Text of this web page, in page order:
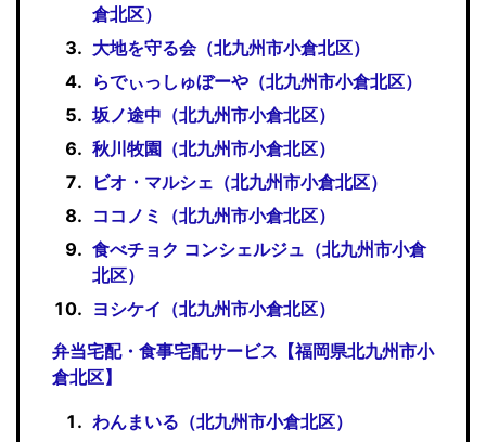
倉北区）
大地を守る会（北九州市小倉北区）
らでぃっしゅぼーや（北九州市小倉北区）
坂ノ途中（北九州市小倉北区）
秋川牧園（北九州市小倉北区）
ビオ・マルシェ（北九州市小倉北区）
ココノミ（北九州市小倉北区）
食べチョク コンシェルジュ（北九州市小倉
北区）
ヨシケイ（北九州市小倉北区）
弁当宅配・食事宅配サービス【福岡県北九州市小
倉北区】
わんまいる（北九州市小倉北区）